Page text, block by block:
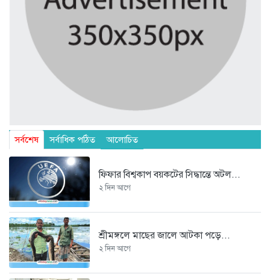
সর্বশেষ সর্বাধিক পঠিত আলোচিত
ফিফার বিশ্বকাপ বয়কটের সিদ্ধান্তে অটল...
২ দিন আগে
শ্রীমঙ্গলে মাছের জালে আটকা পড়ে...
২ দিন আগে